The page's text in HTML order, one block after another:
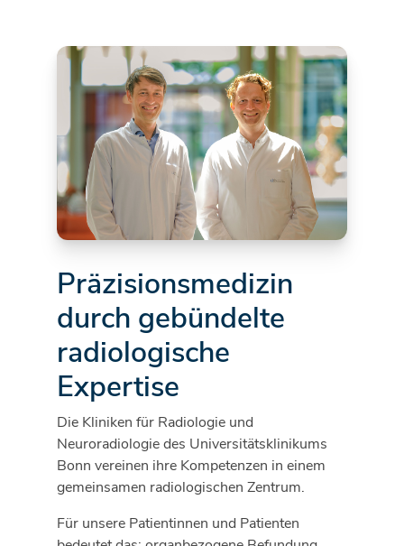
Präzisionsmedizin
durch gebündelte
radiologische
Expertise
Die Kliniken für Radiologie und
Neuroradiologie des Universitätsklinikums
Bonn vereinen ihre Kompetenzen in einem
gemeinsamen radiologischen Zentrum.
Für unsere Patientinnen und Patienten